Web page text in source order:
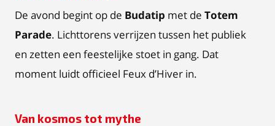
De avond begint op de Budatip met de Totem
Parade. Lichttorens verrijzen tussen het publiek
en zetten een feestelijke stoet in gang. Dat
moment luidt officieel Feux d’Hiver in.
Van kosmos tot mythe